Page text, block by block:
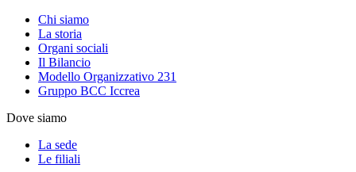
Chi siamo
La storia
Organi sociali
Il Bilancio
Modello Organizzativo 231
Gruppo BCC Iccrea
Dove siamo
La sede
Le filiali